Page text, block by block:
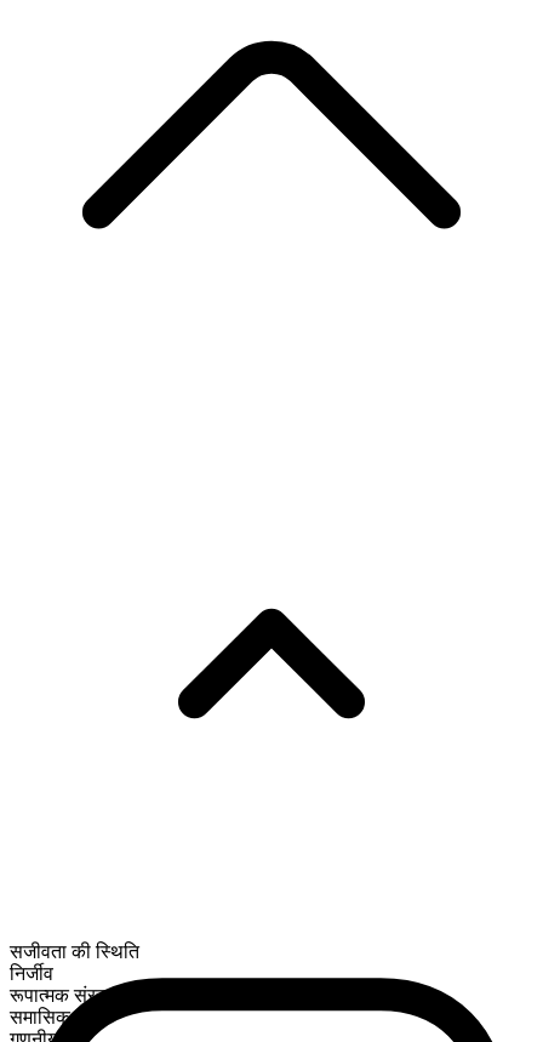
सजीवता की स्थिति
निर्जीव
रूपात्मक संरचना
समासिक